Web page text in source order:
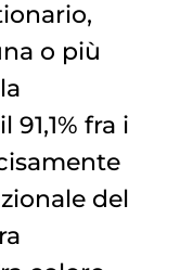
o più
fra i
del